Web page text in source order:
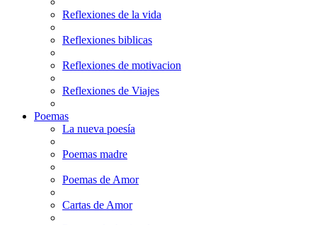
Reflexiones de la vida
Reflexiones biblicas
Reflexiones de motivacion
Reflexiones de Viajes
Poemas
La nueva poesía
Poemas madre
Poemas de Amor
Cartas de Amor